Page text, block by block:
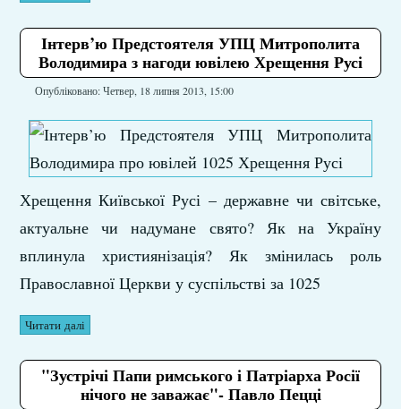
Інтерв’ю Предстоятеля УПЦ Митрополита
Володимира з нагоди ювілею Хрещення Русі
Опубліковано: Четвер, 18 липня 2013, 15:00
Хрещення Київської Русі – державне чи світське,
актуальне чи надумане свято? Як на Україну
вплинула християнізація? Як змінилась роль
Православної Церкви у суспільстві за 1025
Читати далі
"Зустрічі Папи римського і Патріарха Росії
нічого не заважає"- Павло Пецці